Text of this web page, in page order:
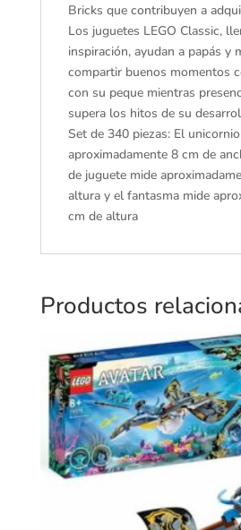
Bricks que contribuyen a
Los juguetes LEGO Classic,
inspiración, ayudan a papás y
compartir buenos momentos
con su peque mientras
supera los hitos de su
Set de 340 piezas: El
aproximadamente 8 cm de
de juguete mide
altura y el fantasma mide
cm de altura
Productos